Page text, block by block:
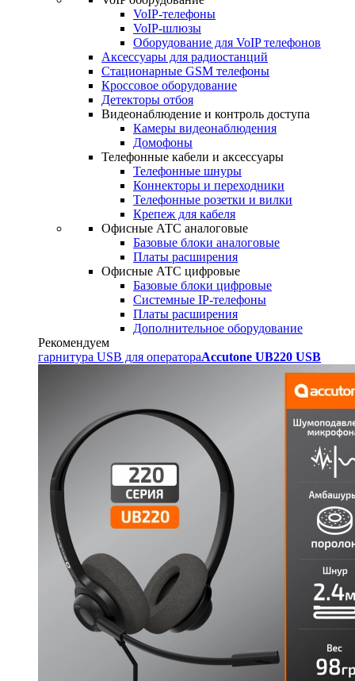
VoIP-телефоны
VoIP-шлюзы
Оборудование для VoIP телефонов
Аксессуары для радиостанций
Стационарные GSM телефоны
Кроссовое оборудование
Детекторы отбоя
Видеонаблюдение и контроль доступа
Камеры видеонаблюдения
Домофоны
Телефонные кабели и аксессуары
Телефонные шнуры
Коннекторы и переходники
Телефонные розетки и вилки
Крепеж для кабеля
Офисные АТС аналоговые
Базовые блоки аналоговые
Платы расширения
Офисные АТС цифровые
Базовые блоки цифровые
Системные IP-телефоны
Платы расширения
Дополнительное оборудование
Рекомендуем
гарнитура USB для оператораAccutone UB220 USB